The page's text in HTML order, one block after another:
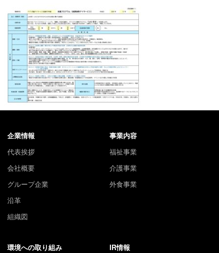
企業情報
代表挨拶
会社概要
グループ企業
沿革
組織図
事業内容
福祉事業
介護事業
外食事業
環境への取り組み
IR情報